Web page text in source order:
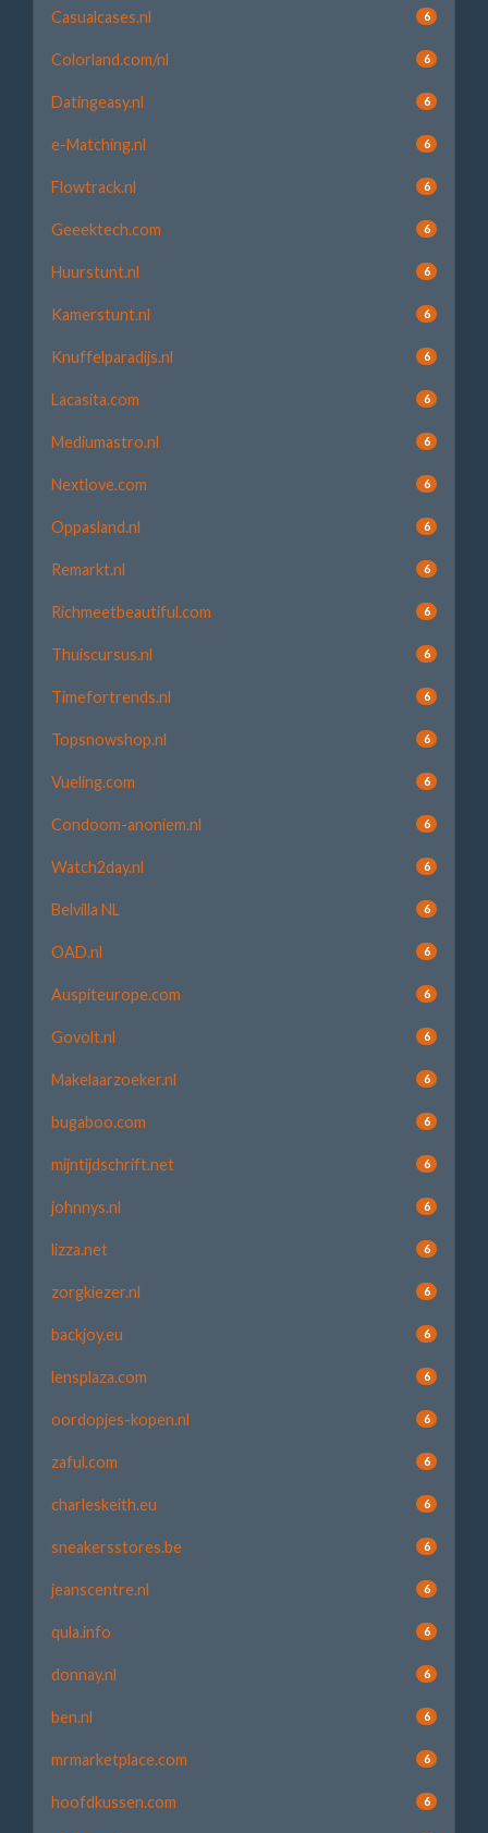
Casualcases.nl 6
Colorland.com/nl 6
Datingeasy.nl 6
e-Matching.nl 6
Flowtrack.nl 6
Geeektech.com 6
Huurstunt.nl 6
Kamerstunt.nl 6
Knuffelparadijs.nl 6
Lacasita.com 6
Mediumastro.nl 6
Nextlove.com 6
Oppasland.nl 6
Remarkt.nl 6
Richmeetbeautiful.com 6
Thuiscursus.nl 6
Timefortrends.nl 6
Topsnowshop.nl 6
Vueling.com 6
Condoom-anoniem.nl 6
Watch2day.nl 6
Belvilla NL 6
OAD.nl 6
Auspiteurope.com 6
Govolt.nl 6
Makelaarzoeker.nl 6
bugaboo.com 6
mijntijdschrift.net 6
johnnys.nl 6
lizza.net 6
zorgkiezer.nl 6
backjoy.eu 6
lensplaza.com 6
oordopjes-kopen.nl 6
zaful.com 6
charleskeith.eu 6
sneakersstores.be 6
jeanscentre.nl 6
qula.info 6
donnay.nl 6
ben.nl 6
mrmarketplace.com 6
hoofdkussen.com 6